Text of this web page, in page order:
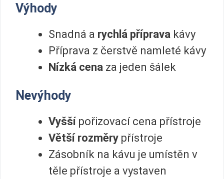
Výhody
Snadná a rychlá příprava kávy
Příprava z čerstvě namleté kávy
Nízká cena za jeden šálek
Nevýhody
Vyššípořizovací cena přístroje
Větší rozměry přístroje
Zásobník na kávu je umístěn v
těle přístroje a vystaven